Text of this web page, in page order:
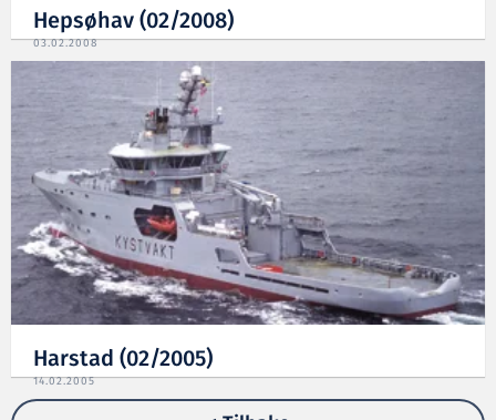
Hepsøhav (02/2008)
03.02.2008
Harstad (02/2005)
14.02.2005